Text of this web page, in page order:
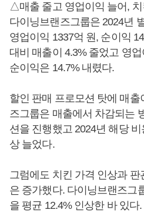
△매출 줄고 영업이익 늘어,
다이닝브랜즈그룹은 2024년
영업이익 1337억 원, 순이익
대비 매출이 4.3% 줄었고 영
순이익은 14.7% 내렸다.
할인 판매 프로모션 탓에 매
즈그룹은 매출에서 차감되는
션을 진행했고 2024년 해당 비
상 늘었다.
그럼에도 치킨 가격 인상과
은 증가했다. 다이닝브랜즈그
을 평균 12.4% 인상한 바 있다.